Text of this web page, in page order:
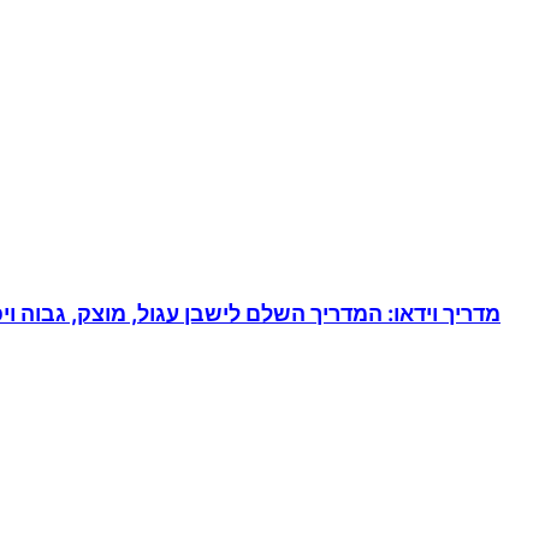
מדריך וידאו: המדריך השלם לישבן עגול, מוצק, גבוה